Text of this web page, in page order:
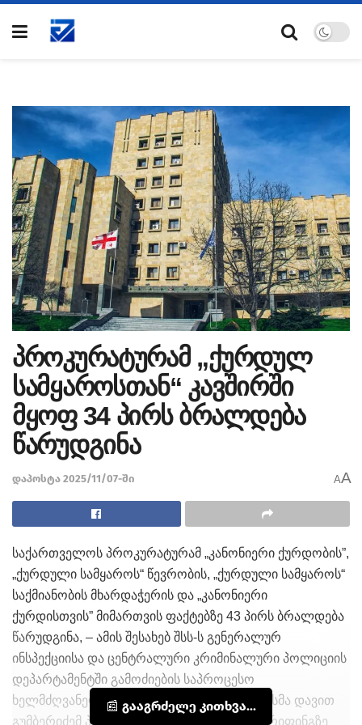
პროკურატურამ „ქურდულ
სამყაროსთან“ კავშირში
მყოფ 34 პირს ბრალდება
წარუდგინა
დაპოსტა 2025/11/07-ში AA
საქართველოს პროკურატურამ „კანონიერი ქურდობის”,
„ქურდული სამყაროს“ წევრობის, „ქურდული სამყაროს“
საქმიანობის მხარდაჭერის და „კანონიერი
ქურდისთვის” მიმართვის ფაქტებზე 43 პირს ბრალდება
წარუდგინა, – ამის შესახებ შსს-ს გენერალურ
ინსპექციისა და ცენტრალური კრიმინალური პოლიციის
დეპარტამენტში გამოძიების საპროცესო
ხელმძღვანელობის დეპარტამენტის უფროსმა დავით
გუმბერიძემ პროკურატურაში გამართულ ბრიფინგზე
📰 გააგრძელე კითხვა...